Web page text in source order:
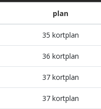
plan
35 kortplan
36 kortplan
37 kortplan
37 kortplan